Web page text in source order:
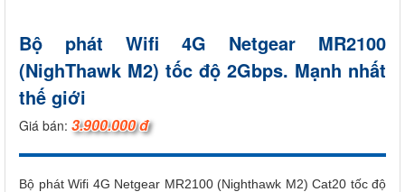
Bộ phát Wifi 4G Netgear MR2100
(NighThawk M2) tốc độ 2Gbps. Mạnh nhất
thế giới
Giá bán: 3.900.000 đ
Bộ phát Wifi 4G Netgear MR2100 (Nighthawk M2) Cat20 tốc độ